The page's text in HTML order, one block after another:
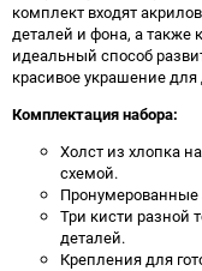
комплект входят
деталей и фона, а также
идеальный способ
красивое украшение
Комплектация набора:
Холст из хлопка
схемой.
Пронумерованные
Три кисти разной
деталей.
Крепления для